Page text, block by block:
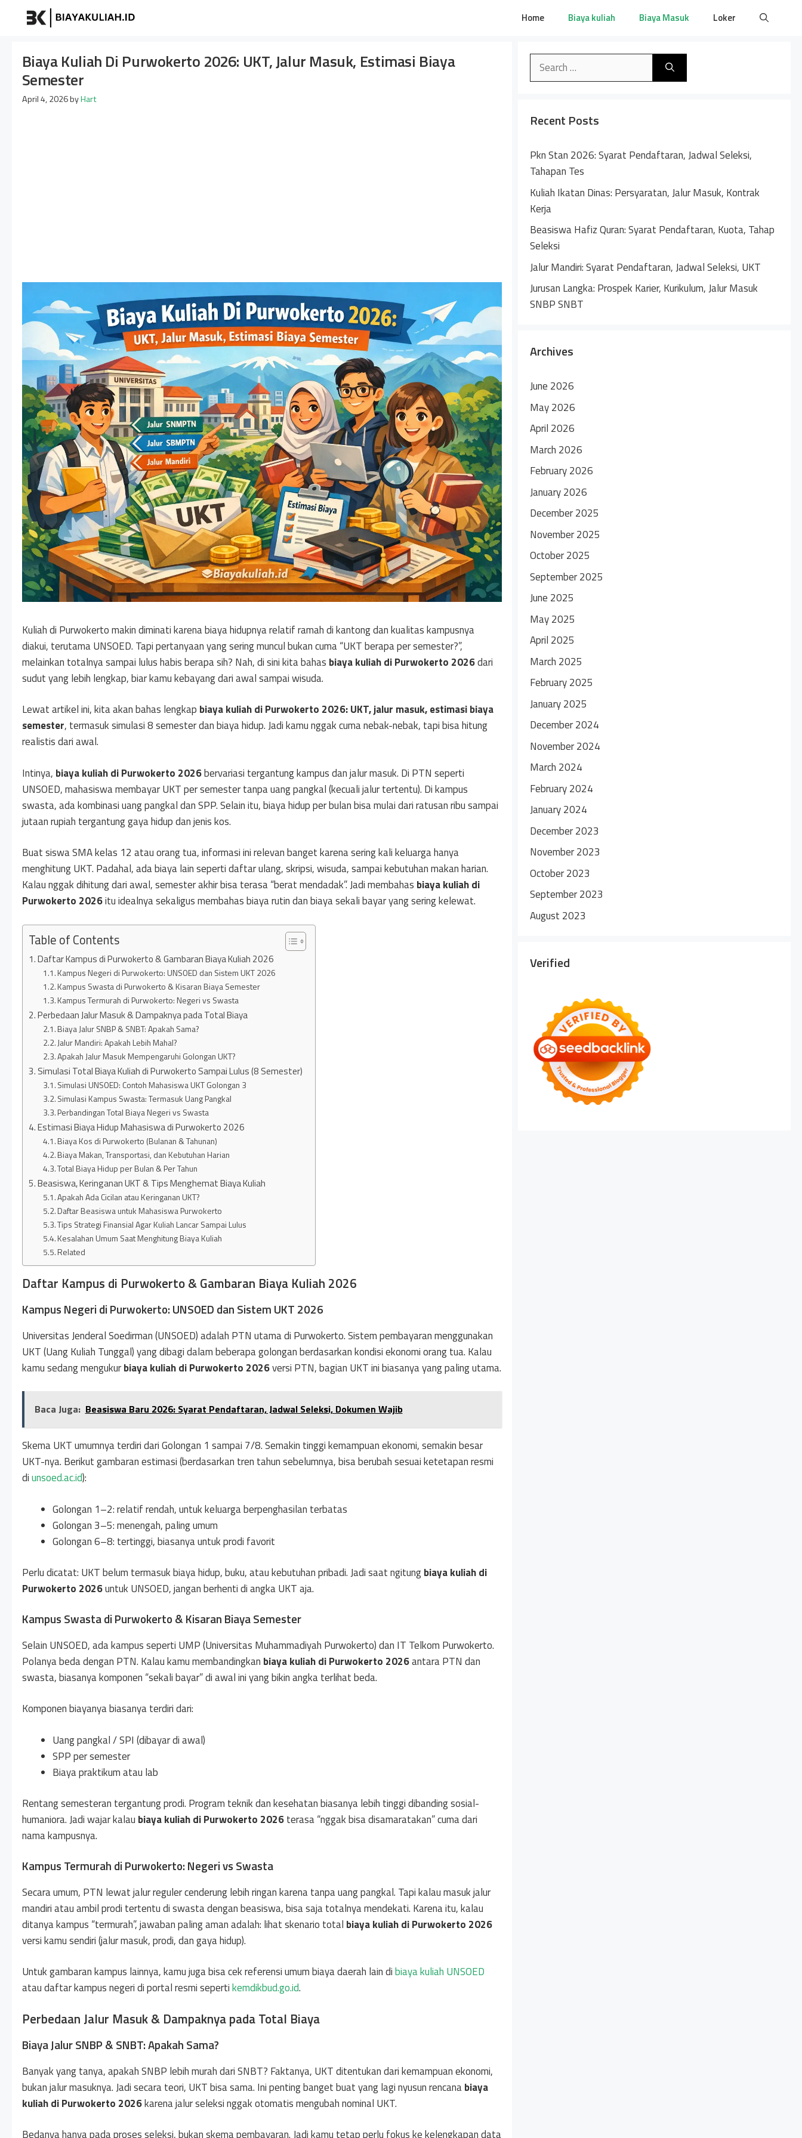
Home Biaya kuliah Biaya Masuk Loker
Biaya Kuliah Di Purwokerto 2026: UKT, Jalur Masuk, Estimasi Biaya
Semester
April 4, 2026byHart
Kuliah di Purwokerto makin diminati karena biaya hidupnya relatif ramah di kantong dan kualitas kampusnya
diakui, terutama UNSOED. Tapi pertanyaan yang sering muncul bukan cuma “UKT berapa per semester?”,
melainkan totalnya sampai lulus habis berapa sih? Nah, di sini kita bahas biaya kuliah di Purwokerto 2026dari
sudut yang lebih lengkap, biar kamu kebayang dari awal sampai wisuda.
Lewat artikel ini, kita akan bahas lengkap biaya kuliah di Purwokerto 2026: UKT, jalur masuk, estimasi biaya
semester, termasuk simulasi 8 semester dan biaya hidup. Jadi kamu nggak cuma nebak-nebak, tapi bisa hitung
realistis dari awal.
Intinya, biaya kuliah di Purwokerto 2026bervariasi tergantung kampus dan jalur masuk. Di PTN seperti
UNSOED, mahasiswa membayar UKT per semester tanpa uang pangkal (kecuali jalur tertentu). Di kampus
swasta, ada kombinasi uang pangkal dan SPP. Selain itu, biaya hidup per bulan bisa mulai dari ratusan ribu sampai
jutaan rupiah tergantung gaya hidup dan jenis kos.
Buat siswa SMA kelas 12 atau orang tua, informasi ini relevan banget karena sering kali keluarga hanya
menghitung UKT. Padahal, ada biaya lain seperti daftar ulang, skripsi, wisuda, sampai kebutuhan makan harian.
Kalau nggak dihitung dari awal, semester akhir bisa terasa “berat mendadak”. Jadi membahas biaya kuliah di
Purwokerto 2026itu idealnya sekaligus membahas biaya rutin dan biaya sekali bayar yang sering kelewat.
Table of Contents
Daftar Kampus di Purwokerto & Gambaran Biaya Kuliah 2026
Kampus Negeri di Purwokerto: UNSOED dan Sistem UKT 2026
Kampus Swasta di Purwokerto & Kisaran Biaya Semester
Kampus Termurah di Purwokerto: Negeri vs Swasta
Perbedaan Jalur Masuk & Dampaknya pada Total Biaya
Biaya Jalur SNBP & SNBT: Apakah Sama?
Jalur Mandiri: Apakah Lebih Mahal?
Apakah Jalur Masuk Mempengaruhi Golongan UKT?
Simulasi Total Biaya Kuliah di Purwokerto Sampai Lulus (8 Semester)
Simulasi UNSOED: Contoh Mahasiswa UKT Golongan 3
Simulasi Kampus Swasta: Termasuk Uang Pangkal
Perbandingan Total Biaya Negeri vs Swasta
Estimasi Biaya Hidup Mahasiswa di Purwokerto 2026
Biaya Kos di Purwokerto (Bulanan & Tahunan)
Biaya Makan, Transportasi, dan Kebutuhan Harian
Total Biaya Hidup per Bulan & Per Tahun
Beasiswa, Keringanan UKT & Tips Menghemat Biaya Kuliah
Apakah Ada Cicilan atau Keringanan UKT?
Daftar Beasiswa untuk Mahasiswa Purwokerto
Tips Strategi Finansial Agar Kuliah Lancar Sampai Lulus
Kesalahan Umum Saat Menghitung Biaya Kuliah
Related
Daftar Kampus di Purwokerto & Gambaran Biaya Kuliah 2026
Kampus Negeri di Purwokerto: UNSOED dan Sistem UKT 2026
Universitas Jenderal Soedirman (UNSOED) adalah PTN utama di Purwokerto. Sistem pembayaran menggunakan
UKT (Uang Kuliah Tunggal) yang dibagi dalam beberapa golongan berdasarkan kondisi ekonomi orang tua. Kalau
kamu sedang mengukurbiaya kuliah di Purwokerto 2026versi PTN, bagian UKT ini biasanya yang paling utama.
Baca Juga: Beasiswa Baru 2026: Syarat Pendaftaran, Jadwal Seleksi, Dokumen Wajib
Skema UKT umumnya terdiri dari Golongan 1 sampai 7/8. Semakin tinggi kemampuan ekonomi, semakin besar
UKT-nya. Berikut gambaran estimasi (berdasarkan tren tahun sebelumnya, bisa berubah sesuai ketetapan resmi
diunsoed.ac.id):
Golongan 1–2: relatif rendah, untuk keluarga berpenghasilan terbatas
Golongan 3–5: menengah, paling umum
Golongan 6–8: tertinggi, biasanya untuk prodi favorit
Perlu dicatat: UKT belum termasuk biaya hidup, buku, atau kebutuhan pribadi. Jadi saat ngitungbiaya kuliah di
Purwokerto 2026untuk UNSOED, jangan berhenti di angka UKT aja.
Kampus Swasta di Purwokerto & Kisaran Biaya Semester
Selain UNSOED, ada kampus seperti UMP (Universitas Muhammadiyah Purwokerto) dan IT Telkom Purwokerto.
Polanya beda dengan PTN. Kalau kamu membandingkan biaya kuliah di Purwokerto 2026antara PTN dan
swasta, biasanya komponen “sekali bayar” di awal ini yang bikin angka terlihat beda.
Komponen biayanya biasanya terdiri dari:
Uang pangkal / SPI (dibayar di awal)
SPP per semester
Biaya praktikum atau lab
Rentang semesteran tergantung prodi. Program teknik dan kesehatan biasanya lebih tinggi dibanding sosial-
humaniora. Jadi wajar kalau biaya kuliah di Purwokerto 2026terasa “nggak bisa disamaratakan” cuma dari
nama kampusnya.
Kampus Termurah di Purwokerto: Negeri vs Swasta
Secara umum, PTN lewat jalur reguler cenderung lebih ringan karena tanpa uang pangkal. Tapi kalau masuk jalur
mandiri atau ambil prodi tertentu di swasta dengan beasiswa, bisa saja totalnya mendekati. Karena itu, kalau
ditanya kampus “termurah”, jawaban paling aman adalah: lihat skenario total biaya kuliah di Purwokerto 2026
versi kamu sendiri (jalur masuk, prodi, dan gaya hidup).
Untuk gambaran kampus lainnya, kamu juga bisa cek referensi umum biaya daerah lain dibiaya kuliah UNSOED
atau daftar kampus negeri di portal resmi sepertikemdikbud.go.id.
Perbedaan Jalur Masuk & Dampaknya pada Total Biaya
Biaya Jalur SNBP & SNBT: Apakah Sama?
Banyak yang tanya, apakah SNBP lebih murah dari SNBT? Faktanya, UKT ditentukan dari kemampuan ekonomi,
bukan jalur masuknya. Jadi secara teori, UKT bisa sama. Ini penting banget buat yang lagi nyusun rencanabiaya
kuliah di Purwokerto 2026karena jalur seleksi nggak otomatis mengubah nominal UKT.
Bedanya hanya pada proses seleksi, bukan skema pembayaran. Jadi kamu tetap perlu fokus ke kelengkapan data
Search
Recent Posts
Pkn Stan 2026: Syarat Pendaftaran, Jadwal Seleksi,
Tahapan Tes
Kuliah Ikatan Dinas: Persyaratan, Jalur Masuk, Kontrak
Kerja
Beasiswa Hafiz Quran: Syarat Pendaftaran, Kuota, Tahap
Seleksi
Jalur Mandiri: Syarat Pendaftaran, Jadwal Seleksi, UKT
Jurusan Langka: Prospek Karier, Kurikulum, Jalur Masuk
SNBP SNBT
Archives
June 2026
May 2026
April 2026
March 2026
February 2026
January 2026
December 2025
November 2025
October 2025
September 2025
June 2025
May 2025
April 2025
March 2025
February 2025
January 2025
December 2024
November 2024
March 2024
February 2024
January 2024
December 2023
November 2023
October 2023
September 2023
August 2023
Verified